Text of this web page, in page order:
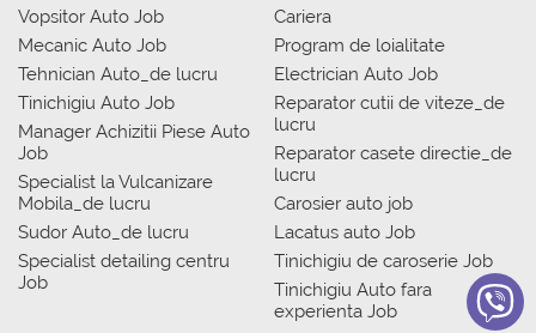
Vopsitor Auto Job
Mecanic Auto Job
Tehnician Auto_de lucru
Tinichigiu Auto Job
Manager Achizitii Piese Auto
Job
Specialist la Vulcanizare
Mobila_de lucru
Sudor Auto_de lucru
Specialist detailing centru
Job
Cariera
Program de loialitate
Electrician Auto Job
Reparator cutii de viteze_de
lucru
Reparator casete directie_de
lucru
Carosier auto job
Lacatus auto Job
Tinichigiu de caroserie Job
Tinichigiu Auto fara
experienta Job